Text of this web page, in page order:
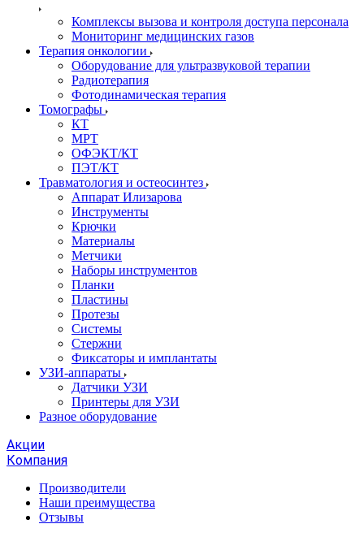
Комплексы вызова и контроля доступа персонала
Мониторинг медицинских газов
Терапия онкологии
Оборудование для ультразвуковой терапии
Радиотерапия
Фотодинамическая терапия
Томографы
КТ
МРТ
ОФЭКТ/КТ
ПЭТ/КТ
Травматология и остеосинтез
Аппарат Илизарова
Инструменты
Крючки
Материалы
Метчики
Наборы инструментов
Планки
Пластины
Протезы
Системы
Стержни
Фиксаторы и имплантаты
УЗИ-аппараты
Датчики УЗИ
Принтеры для УЗИ
Разное оборудование
Акции
Компания
Производители
Наши преимущества
Отзывы